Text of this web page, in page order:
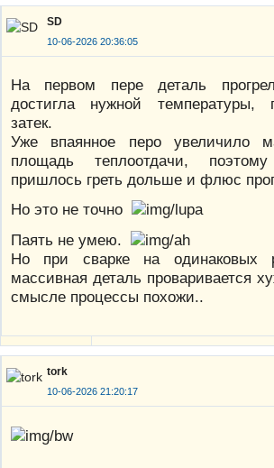
SD
10-06-2026 20:36:05
На первом пере деталь
достигла нужной температуры,
затек.
Уже впаянное перо увеличило
площадь теплоотдачи,
пришлось греть дольше и флюс
Но это не точно
Паять не умею.
Но при сварке на одинаковых
массивная деталь проваривается
смысле процессы похожи..
tork
10-06-2026 21:20:17